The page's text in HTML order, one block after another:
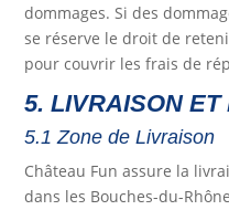
dommages. Si des
se réserve le droit de
pour couvrir les frais de
5. LIVRAISON ET
5.1 Zone de Livraison
Château Fun assure la
dans les Bouches-du-